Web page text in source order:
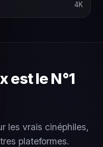
4K
est le N°1
les vrais cinéphiles,
plateformes.